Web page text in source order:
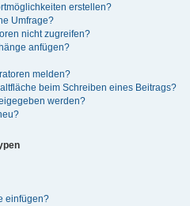
erstellen?
Umfrage?
nicht zugreifen?
anfügen?
melden?
beim Schreiben eines Beitrags?
werden?
einfügen?